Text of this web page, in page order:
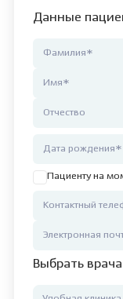
Данные
Пациенту на
Выбрать